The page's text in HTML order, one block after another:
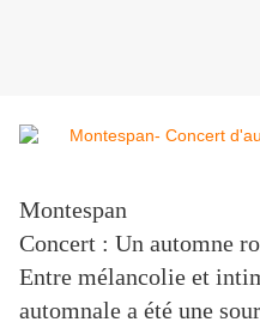
Montespan
Concert : Un automne
Entre mélancolie et
automnale a été une